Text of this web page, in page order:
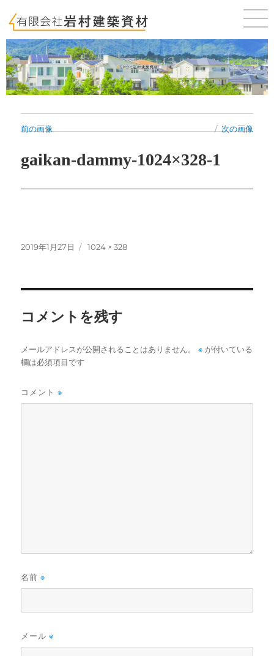
前の画像 次の画像
gaikan-dammy-1024×328-1
投
2019年1月27日
フ
1024 × 328
コメントを残す
メールアドレスが公開されることはありません。 ※ が付いている
欄は必須項目です
コメント※
名前※
メール※